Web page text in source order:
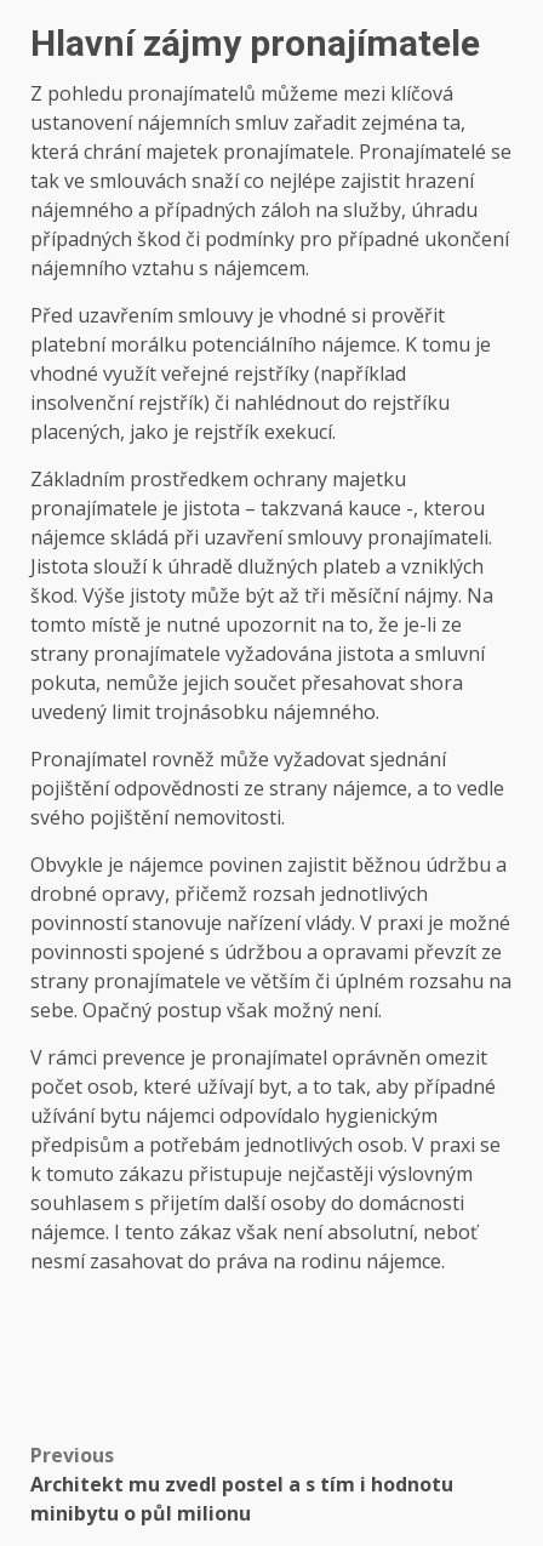
Hlavní zájmy pronajímatele
Z pohledu pronajímatelů můžeme mezi klíčová
ustanovení nájemních smluv zařadit zejména ta,
která chrání majetek pronajímatele. Pronajímatelé se
tak ve smlouvách snaží co nejlépe zajistit hrazení
nájemného a případných záloh na služby, úhradu
případných škod či podmínky pro případné ukončení
nájemního vztahu s nájemcem.
Před uzavřením smlouvy je vhodné si prověřit
platební morálku potenciálního nájemce. K tomu je
vhodné využít veřejné rejstříky (například
insolvenční rejstřík) či nahlédnout do rejstříku
placených, jako je rejstřík exekucí.
Základním prostředkem ochrany majetku
pronajímatele je jistota – takzvaná kauce -, kterou
nájemce skládá při uzavření smlouvy pronajímateli.
Jistota slouží k úhradě dlužných plateb a vzniklých
škod. Výše jistoty může být až tři měsíční nájmy. Na
tomto místě je nutné upozornit na to, že je-li ze
strany pronajímatele vyžadována jistota a smluvní
pokuta, nemůže jejich součet přesahovat shora
uvedený limit trojnásobku nájemného.
Pronajímatel rovněž může vyžadovat sjednání
pojištění odpovědnosti ze strany nájemce, a to vedle
svého pojištění nemovitosti.
Obvykle je nájemce povinen zajistit běžnou údržbu a
drobné opravy, přičemž rozsah jednotlivých
povinností stanovuje nařízení vlády. V praxi je možné
povinnosti spojené s údržbou a opravami převzít ze
strany pronajímatele ve větším či úplném rozsahu na
sebe. Opačný postup však možný není.
V rámci prevence je pronajímatel oprávněn omezit
počet osob, které užívají byt, a to tak, aby případné
užívání bytu nájemci odpovídalo hygienickým
předpisům a potřebám jednotlivých osob. V praxi se
k tomuto zákazu přistupuje nejčastěji výslovným
souhlasem s přijetím další osoby do domácnosti
nájemce. I tento zákaz však není absolutní, neboť
nesmí zasahovat do práva na rodinu nájemce.
Post
navigation
Previous
Architekt mu zvedl postel a s tím i hodnotu
minibytu o půl milionu